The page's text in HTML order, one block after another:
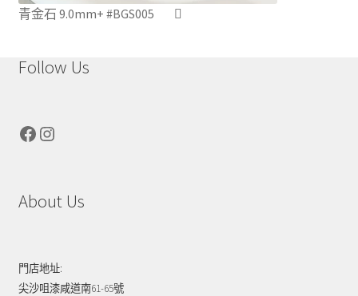
青金石 9.0mm+ #BGS005
Follow Us
Facebook
Instagram
About Us
門店地址:
尖沙咀漆咸道南61-65號